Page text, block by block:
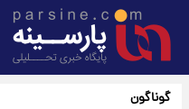
گوناگون